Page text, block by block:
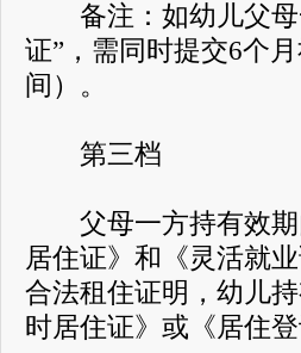
备注：如幼儿父母
证”，需同时提交6个
间）。
第三档
父母一方持有效期
居住证》和《灵活就
合法租住证明，幼儿
时居住证》或《居住登